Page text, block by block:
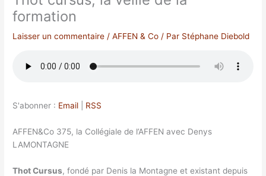
formation
Laisser un commentaire /AFFEN & Co / Par Stéphane Diebold
S'abonner : Email RSS
AFFEN&Co 375, la Collégiale de l’AFFEN avec Denys
LAMONTAGNE
Thot Cursus, fondé par Denis la Montagne et existant depuis